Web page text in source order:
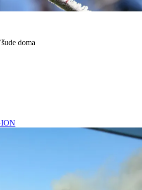
doma